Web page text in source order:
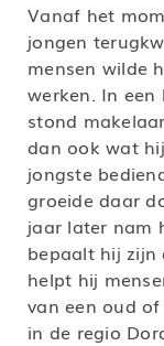
Vanaf het
jongen
mensen wilde
werken. In een
stond
dan ook wat
jongste
groeide daar
jaar later nam
bepaalt hij zijn
helpt hij
van een oud
in de regio